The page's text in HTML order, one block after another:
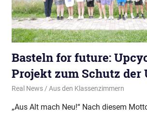
Basteln for future:
Projekt zum Schutz der
2. August 2024
Real News Aus den Klassenzimmern
„Aus Alt mach Neu!“ Nach diesem